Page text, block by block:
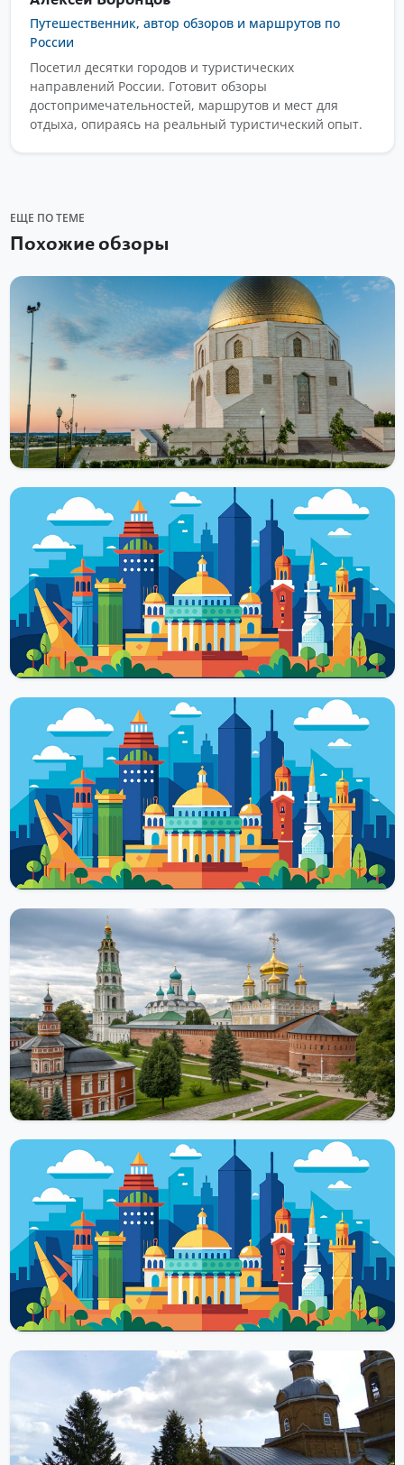
Путешественник, автор обзоров и маршрутов по
России
Посетил десятки городов и туристических
направлений России. Готовит обзоры
достопримечательностей, маршрутов и мест для
отдыха, опираясь на реальный туристический опыт.
ЕЩЕ ПО ТЕМЕ
Похожие обзоры
ХРАМЫ И МЕЧЕТИ
Белая мечеть
Белая мечеть в Болгаре — современный беломраморный
комплекс рядом с основным маршрутом по музею-заповеднику.
Сюда приезжают смотреть мечеть,...
Читать далее
ХРАМЫ И МЕЧЕТИ
Мечеть Нурулла
Мечеть Нурулла или Седьмая Соборная представляет собой
культовое сооружение, возведенное на месте древнего
Сенного базара. Объект Старо-Татарской слободы...
Читать далее
ХРАМЫ И МЕЧЕТИ
Мечеть Кул Шариф в Казани
Мечеть Кул Шариф в Казани является главной для мусульман
Татарстана. Такое необычное название появилось в честь
духовного лидера...
Читать далее
ХРАМЫ И МЕЧЕТИ
Троице-Сергиева Лавра — центр русского
Православия
Троице-Сергиева Лавра – это мужской монастырь, возникший
на холме под названием Маковиц в 14 веке. Его основал
русский...
Читать далее
ХРАМЫ И МЕЧЕТИ
Макарьевский монастырь
Макарьевский монастырь в Нижегородской области — это
духовная святыня, которая была возведена благодаря
удивительной легенде о волшебном граде....
Читать далее
Цивильский монастырь в Чувашии –
загадочная история появления, святыни,
интересные факты